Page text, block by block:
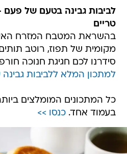
לביבות גבינה בטעם של
טריים
בהשראת המטבח המזרח
מקומית של תפוז, רוטב
סידרנו לכם חגיגת חנוכה
למתכון המלא ללביבות
כל המתכונים המומלצים
בעמוד אחד.כנסו >>